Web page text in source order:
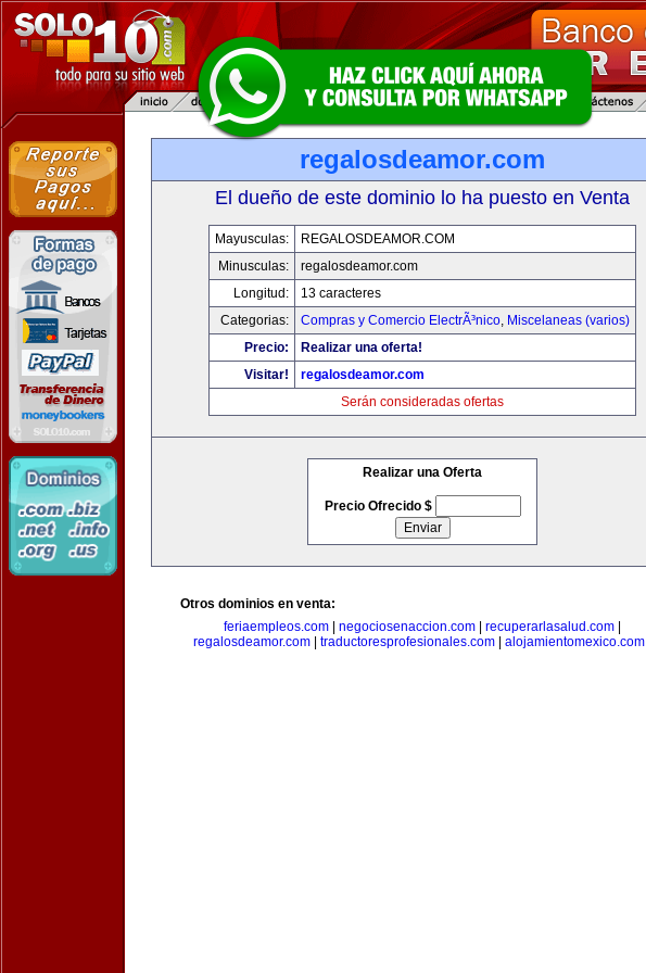
regalosdeamor.com
El dueño de este dominio lo ha puesto en Venta
Mayusculas:
REGALOSDEAMOR.COM
Minusculas:
regalosdeamor.com
Longitud:
13 caracteres
Categorias:
Compras y Comercio ElectrÃ³nico, Miscelaneas (varios)
Precio:
Realizar una oferta!
Visitar!
regalosdeamor.com
Serán consideradas ofertas
Realizar una Oferta
Precio Ofrecido $
Otros dominios en venta:
feriaempleos.com
negociosenaccion.com recuperarlasalud.com
regalosdeamor.com
traductoresprofesionales.com alojamientomexico.com